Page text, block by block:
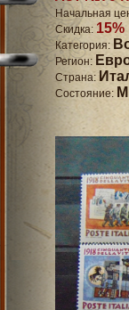
Начальная
Скидка: 15%
Категория:
Регион:
Страна:
Состояние: